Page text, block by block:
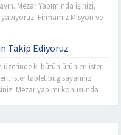
Mezar Yapımında işinizi,
Firmamız Misyon ve
yansıtıyoruz. Rahmet’i
ebedi
fiyat seçeneklerini sizelere
sahibiz. Mezarlık
Takip Ediyoruz
üzerinde ki bütün ürünleri ister
ister tablet bilgisayarınız
Mezar yapımı konusunda
ve firmamız